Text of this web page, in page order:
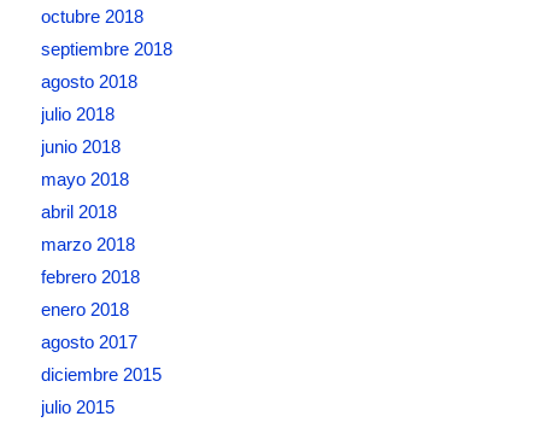
octubre 2018
septiembre 2018
agosto 2018
julio 2018
junio 2018
mayo 2018
abril 2018
marzo 2018
febrero 2018
enero 2018
agosto 2017
diciembre 2015
julio 2015